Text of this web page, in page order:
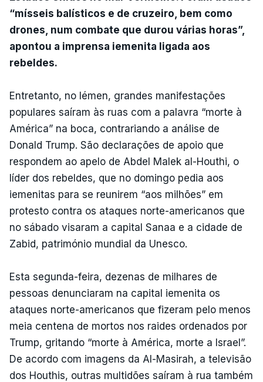
“mísseis balísticos e de cruzeiro, bem como
drones, num combate que durou várias horas”,
apontou a imprensa iemenita ligada aos
rebeldes.
Entretanto, no Iémen, grandes manifestações
populares saíram às ruas com a palavra “morte à
América” na boca, contrariando a análise de
Donald Trump. São declarações de apoio que
respondem ao apelo de Abdel Malek al-Houthi, o
líder dos rebeldes, que no domingo pedia aos
iemenitas para se reunirem “aos milhões” em
protesto contra os ataques norte-americanos que
no sábado visaram a capital Sanaa e a cidade de
Zabid, património mundial da Unesco.
Esta segunda-feira, dezenas de milhares de
pessoas denunciaram na capital iemenita os
ataques norte-americanos que fizeram pelo menos
meia centena de mortos nos raides ordenados por
Trump, gritando “morte à América, morte a Israel”.
De acordo com imagens da Al-Masirah, a televisão
dos Houthis, outras multidões saíram à rua também